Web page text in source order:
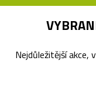
Nejdůležitější akce,